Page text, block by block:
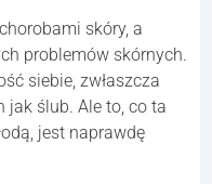
skóry, a
problemów skórnych.
siebie, zwłaszcza
jak ślub. Ale to, co ta
jest naprawdę